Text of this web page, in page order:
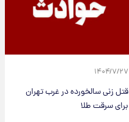
۱۴۰۴/۷/۲۷
قتل زنی سالخورده در غرب تهران
برای سرقت طلا